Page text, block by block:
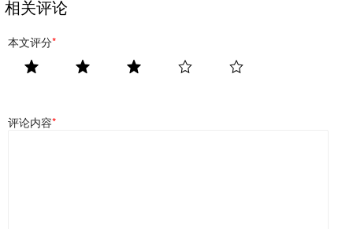
相关评论
本文评分*
评论内容*